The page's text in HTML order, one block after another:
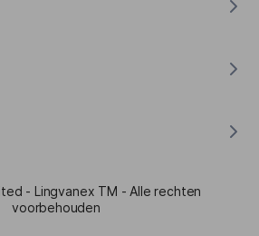
Vertaler voor Edge
Vertaler voor Firefox
Affiliate Programma
Perskit
- Lingvanex TM - Alle rechten
voorbehouden